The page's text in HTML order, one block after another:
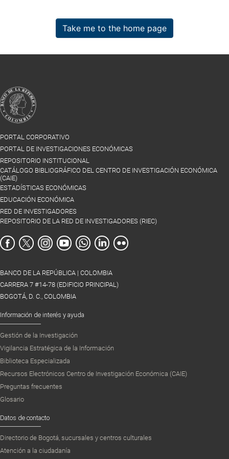
Take me to the home page
PORTAL CORPORATIVO
PORTAL DE INVESTIGACIONES ECONÓMICAS
REPOSITORIO INSTITUCIONAL
CATÁLOGO BIBLIOGRÁFICO DEL CENTRO DE INVESTIGACIÓN ECONÓMICA
(CAIE)
ESTADÍSTICAS ECONÓMICAS
EDUCACIÓN ECONÓMICA
RED DE INVESTIGADORES
REPOSITORIO DE LA RED DE INVESTIGADORES (RIEC)
BANCO DE LA REPÚBLICA | COLOMBIA
CARRERA 7 #14-78 (EDIFICIO PRINCIPAL)
BOGOTÁ, D. C., COLOMBIA
Información de interés y ayuda
Gestión de la Investigación
Vigilancia Estratégica de la Información
Biblioteca Especializada
Recursos Electrónicos Centro de Investigación Económica (CAIE)
Preguntas frecuentes
Glosario
Datos de contacto
Directorio de Bogotá, sucursales y centros culturales
Atención a la ciudadanía